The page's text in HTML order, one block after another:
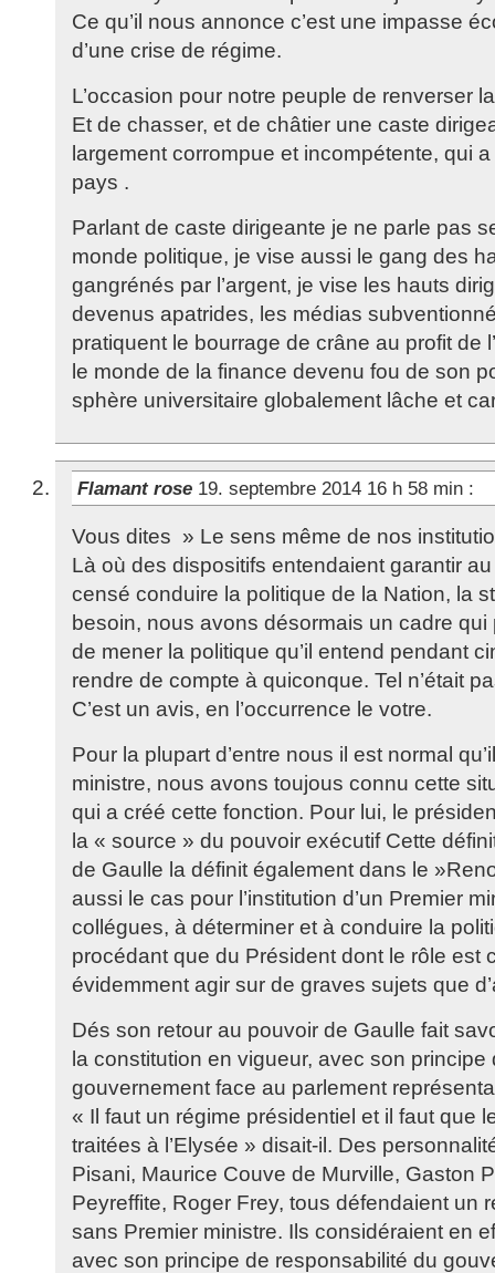
Ce qu’il nous annonce c’est une impasse
d’une crise de régime.
L’occasion pour notre peuple de renverser
Et de chasser, et de châtier une caste
largement corrompue et incompétente, qui
pays .
Parlant de caste dirigeante je ne parle pas
monde politique, je vise aussi le gang des
gangrénés par l’argent, je vise les hauts
devenus apatrides, les médias
pratiquent le bourrage de crâne au profit de
le monde de la finance devenu fou de son
sphère universitaire globalement lâche et
Flamant rose 19. septembre 2014 16 h 58 min :
Vous dites » Le sens même de nos
Là où des dispositifs entendaient garantir
censé conduire la politique de la Nation, la
besoin, nous avons désormais un cadre
de mener la politique qu’il entend pendant
rendre de compte à quiconque. Tel n’était
C’est un avis, en l’occurrence le votre.
Pour la plupart d’entre nous il est normal
ministre, nous avons toujous connu cette
qui a créé cette fonction. Pour lui, le
la « source » du pouvoir exécutif Cette
de Gaulle la définit également dans le
aussi le cas pour l’institution d’un Premier
collégues, à déterminer et à conduire la
procédant que du Président dont le rôle est
évidemment agir sur de graves sujets que
Dés son retour au pouvoir de Gaulle fait
la constitution en vigueur, avec son
gouvernement face au parlement
« Il faut un régime présidentiel et il faut que
traitées à l’Elysée » disait-il. Des
Pisani, Maurice Couve de Murville, Gaston
Peyreffite, Roger Frey, tous défendaient un
sans Premier ministre. Ils considéraient en
avec son principe de responsabilité du